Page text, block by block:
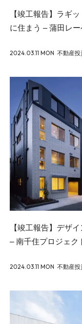
【竣工報告】ラギ
に住まう – 蒲田レ
2024.03.11 MON 不動産投
【竣工報告】デザ
– 南千住プロジェク
2024.03.11 MON 不動産投